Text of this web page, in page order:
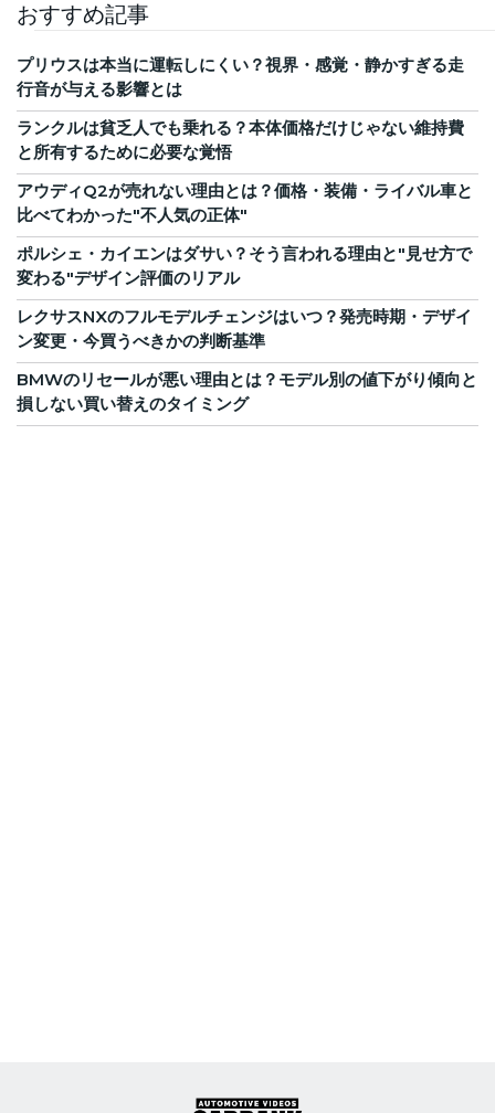
おすすめ記事
プリウスは本当に運転しにくい？視界・感覚・静かすぎる走
行音が与える影響とは
ランクルは貧乏人でも乗れる？本体価格だけじゃない維持費
と所有するために必要な覚悟
アウディQ2が売れない理由とは？価格・装備・ライバル車と
比べてわかった"不人気の正体"
ポルシェ・カイエンはダサい？そう言われる理由と"見せ方で
変わる"デザイン評価のリアル
レクサスNXのフルモデルチェンジはいつ？発売時期・デザイ
ン変更・今買うべきかの判断基準
BMWのリセールが悪い理由とは？モデル別の値下がり傾向と
損しない買い替えのタイミング